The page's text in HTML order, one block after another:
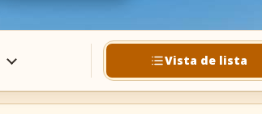
Vista de lista